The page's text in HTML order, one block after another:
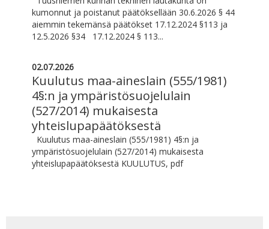
kumonnut ja poistanut päätöksellään 30.6.2026 § 44
aiemmin tekemänsä päätökset 17.12.2024 §113 ja
12.5.2026 §34 17.12.2024 § 113...
02.07.2026
Kuulutus maa-aineslain (555/1981)
4§:n ja ympäristösuojelulain
(527/2014) mukaisesta
yhteislupapäätöksestä
Kuulutus maa-aineslain (555/1981) 4§:n ja
ympäristösuojelulain (527/2014) mukaisesta
yhteislupapäätöksestä KUULUTUS, pdf